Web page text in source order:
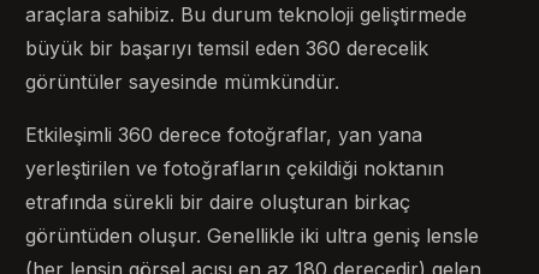
araçlara sahibiz. Bu durum teknoloji geliştirmede
büyük bir başarıyı temsil eden 360 derecelik
görüntüler sayesinde mümkündür.
Etkileşimli 360 derece fotoğraflar, yan yana
yerleştirilen ve fotoğrafların çekildiği noktanın
etrafında sürekli bir daire oluşturan birkaç
görüntüden oluşur. Genellikle iki ultra geniş lensle
(her lensin görsel açısı en az 180 derecedir) gelen